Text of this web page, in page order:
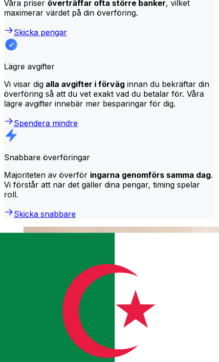
Våra priser överträffar ofta större banker, vilket
maximerar värdet på din överföring.
Skicka pengar
Lägre avgifter
Vi visar dig alla avgifter i förväg innan du bekräftar din
överföring så att du vet exakt vad du betalar för. Våra
lägre avgifter innebär mer besparingar för dig.
Spendera mindre
Snabbare överföringar
Majoriteten av överför ingarna genomförs samma dag.
Vi förstår att när det gäller dina pengar, timing spelar
roll.
Skicka snabbare